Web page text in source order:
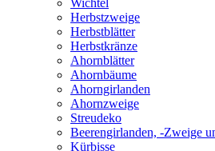
Herbstzweige
Herbstblätter
Herbstkränze
Ahornblätter
Ahornbäume
Ahorngirlanden
Ahornzweige
Streudeko
Beerengirlanden, -Zweige
Kürbisse